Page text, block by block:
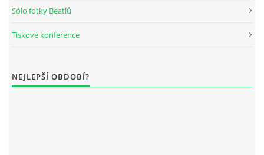
Sólo fotky Beatlů
Tiskové konference
NEJLEPŠÍ OBDOBÍ?